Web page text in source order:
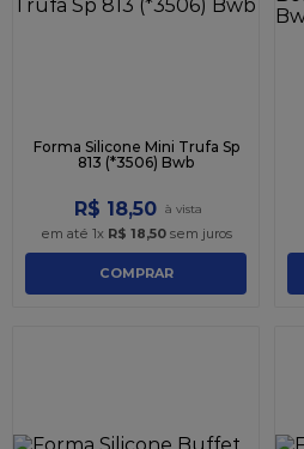
Forma Silicone Mini Trufa Sp
813 (*3506) Bwb
R$ 18,50
em até 1x R$ 18,50sem juros
COMPRAR